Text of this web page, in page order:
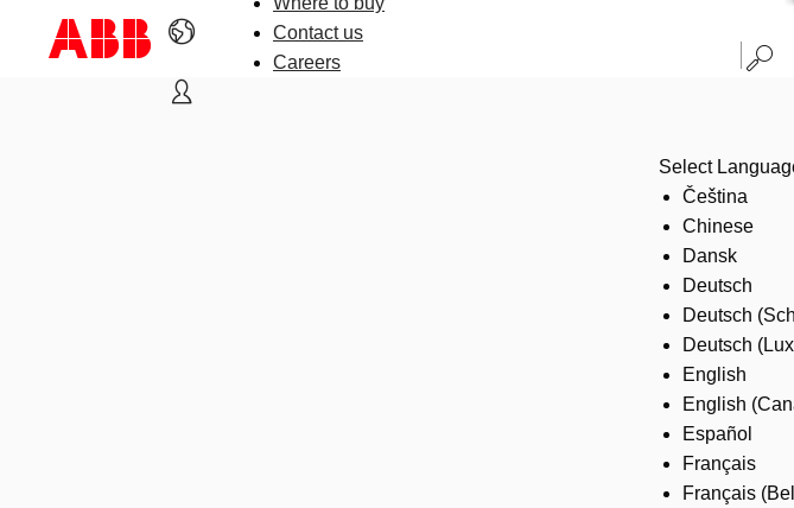
Contact us
Careers
Select
Čeština
Chinese
Dansk
Deutsch
Deutsch
Deutsch
English
English
Español
Français
Français